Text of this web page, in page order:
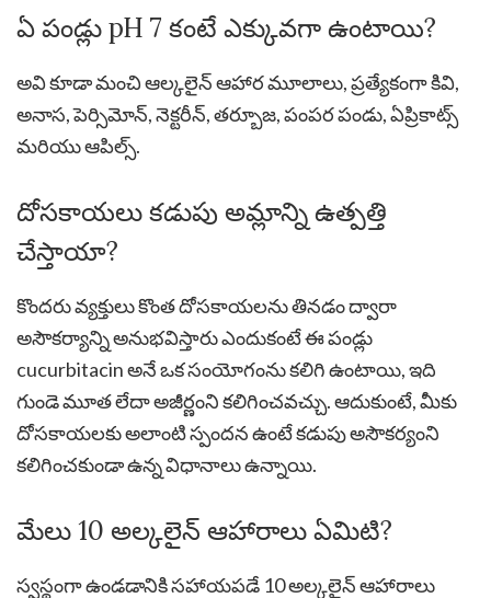
ఏ పండ్లు pH 7 కంటే ఎక్కువగా ఉంటాయి?
అవి కూడా మంచి ఆల్కలైన్ ఆహార మూలాలు, ప్రత్యేకంగా కివి,
అనాస, పెర్సిమోన్, నెక్టరీన్, తర్బూజ, పంపర పండు, ఏప్రికాట్స్
మరియు ఆపిల్స్.
దోసకాయలు కడుపు అమ్లాన్ని ఉత్పత్తి
చేస్తాయా?
కొందరు వ్యక్తులు కొంత దోసకాయలను తినడం ద్వారా
అసౌకర్యాన్ని అనుభవిస్తారు ఎందుకంటే ఈ పండ్లు
cucurbitacin అనే ఒక సంయోగంను కలిగి ఉంటాయి, ఇది
గుండె మూత లేదా అజీర్ణంని కలిగించవచ్చు. ఆదుకుంటే, మీకు
దోసకాయలకు అలాంటి స్పందన ఉంటే కడుపు అసౌకర్యంని
కలిగించకుండా ఉన్న విధానాలు ఉన్నాయి.
మేలు 10 అల్కలైన్ ఆహారాలు ఏమిటి?
స్వస్థంగా ఉండడానికి సహాయపడే 10 అల్కలైన్ ఆహారాలు